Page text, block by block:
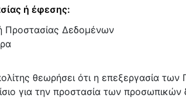
ή έφεσης:
Προστασίας Δεδομένων
θεωρήσει ότι η επεξεργασία
για την προστασία των